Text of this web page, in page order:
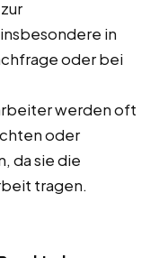
in
oder bei
werden oft
oder
da sie die
tragen.